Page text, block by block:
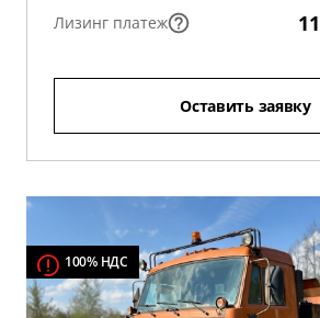
Лизинг платеж
Оставить заявку
100% НДС